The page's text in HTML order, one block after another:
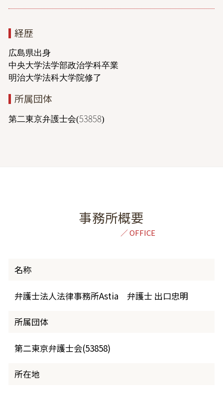
経歴
広島県出身
中央大学法学部政治学科卒業
明治大学法科大学院修了
所属団体
第二東京弁護士会(53858)
事務所概要
名称
弁護士法人法律事務所Astia 弁護士 出口忠明
所属団体
第二東京弁護士会(53858)
所在地